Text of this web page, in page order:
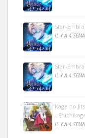
Star-
IL Y A 4
Star-
IL Y A 4
Kage no
-
IL Y A 4